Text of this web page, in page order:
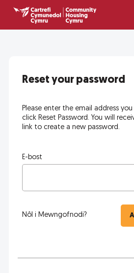
Reset your password
Please enter the email address
click Reset Password. You will
link to create a new password.
E-bost
Nôl i Mewngofnodi?